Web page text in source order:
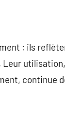
; ils
continue